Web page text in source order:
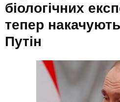
біологічних
тепер
Путін